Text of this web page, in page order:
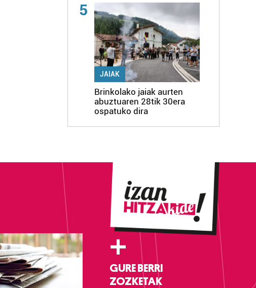
5
JAIAK
Brinkolako jaiak aurten
abuztuaren 28tik 30era
ospatuko dira
+
GURE BERRI
ZOZKETAK